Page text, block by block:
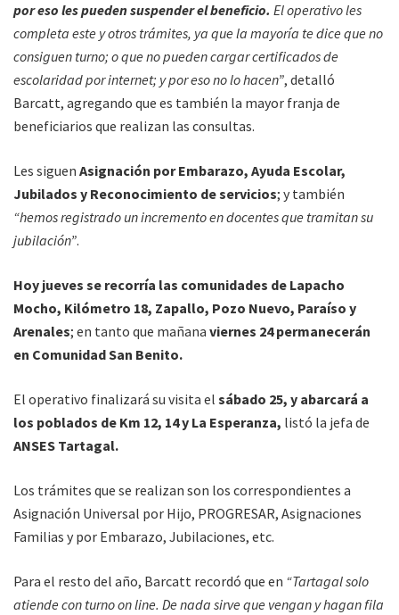
por eso les pueden suspender el beneficio. El operativo les
completa este y otros trámites, ya que la mayoría te dice que no
consiguen turno; o que no pueden cargar certificados de
escolaridad por internet; y por eso no lo hacen”, detalló
Barcatt, agregando que es también la mayor franja de
beneficiarios que realizan las consultas.
Les siguen Asignación por Embarazo, Ayuda Escolar,
Jubilados y Reconocimiento de servicios; y también
“hemos registrado un incremento en docentes que tramitan su
jubilación”.
Hoy jueves se recorría las comunidades de Lapacho
Mocho, Kilómetro 18, Zapallo, Pozo Nuevo, Paraíso y
Arenales; en tanto que mañana viernes 24 permanecerán
en Comunidad San Benito.
El operativo finalizará su visita el sábado 25, y abarcará a
los poblados de Km 12, 14 y La Esperanza, listó la jefa de
ANSES Tartagal.
Los trámites que se realizan son los correspondientes a
Asignación Universal por Hijo, PROGRESAR, Asignaciones
Familias y por Embarazo, Jubilaciones, etc.
Para el resto del año, Barcatt recordó que en “Tartagal solo
atiende con turno on line. De nada sirve que vengan y hagan fila